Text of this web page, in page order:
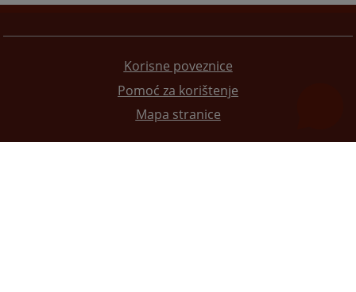
Korisne poveznice
Pomoć za korištenje
Mapa stranice